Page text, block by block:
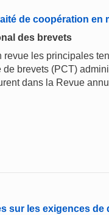
de coopération en
des brevets
revue les principales
brevets (PCT)
dans la Revue
sur les exigences